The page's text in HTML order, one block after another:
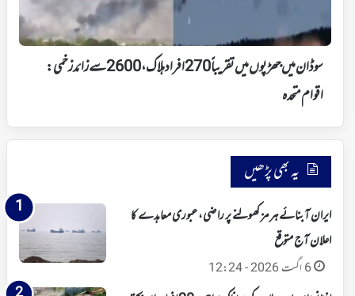
ہلاک،
2600
سے
زخمی:
متحدہ
سوڈان میں جھڑپوں میں تقریباً 270 افراد ہلاک، 2600 سے زائد زخمی:
اقوام متحدہ
یہ بھی پڑھیں
ایران آبنائے ہرمز کھولنے پر راضی،عبوری معاہدے کا
اعلان آج متوقع
6 اگست 2026 - 12:24